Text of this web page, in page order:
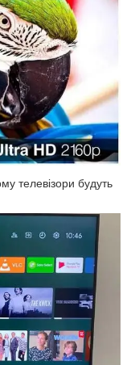
телевізори будуть